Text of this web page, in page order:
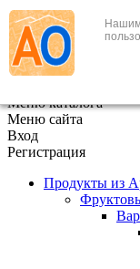
Нашим
+7 (495) 646-888-1
В корзине 0
Меню каталога
Меню сайта
Вход
Регистрация
Продукты из